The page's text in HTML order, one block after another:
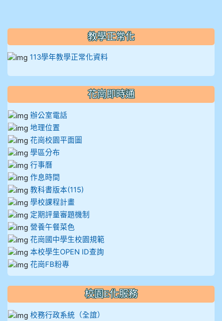
教學正常化
113學年教學正常化資料
花崗即時通
辦公室電話
地理位置
花崗校園平面圖
學區分布
行事曆
作息時間
教科書版本(115)
學校課程計畫
定期評量審題機制
營養午餐菜色
花崗國中學生校園規範
本校學生OPEN ID查詢
花崗FB粉專
校園E化服務
校務行政系統（全誼）